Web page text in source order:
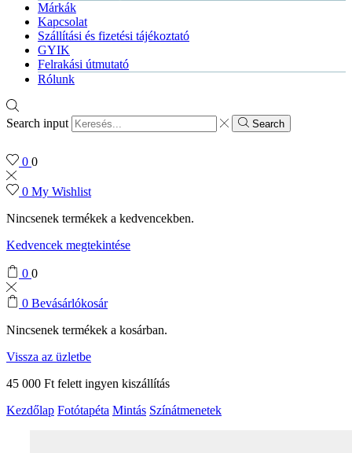
Márkák
Kapcsolat
Szállítási és fizetési tájékoztató
GYIK
Felrakási útmutató
Rólunk
Search input Search
0 0
0 My Wishlist
Nincsenek termékek a kedvencekben.
Kedvencek megtekintése
0 0
0 Bevásárlókosár
Nincsenek termékek a kosárban.
Vissza az üzletbe
45 000 Ft felett ingyen kiszállítás
Kezdőlap Fotótapéta Mintás Színátmenetek